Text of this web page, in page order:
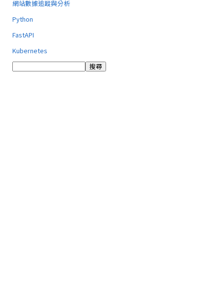
網站數據追蹤與分析
Python
FastAPI
Kubernetes